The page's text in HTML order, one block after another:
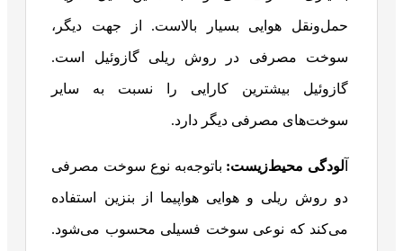
حمل‌ونقل هوایی بسیار بالاست. از جهت دیگر،
سوخت مصرفی در روش ریلی گازوئیل است.
گازوئیل بیشترین کارایی را نسبت به سایر
سوخت‌های مصرفی دیگر دارد.
لودگی محیط‌زیست: باتوجه‌به نوع سوخت مصرفی
دو روش ریلی و هوایی هواپیما از بنزین استفاده
می‌کند که نوعی سوخت فسیلی محسوب می‌شود.